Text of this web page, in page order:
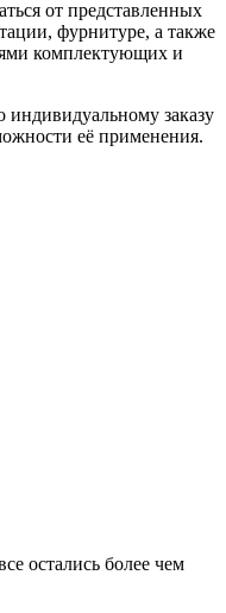
от представленных
фурнитуре, а также
комплектующих и
заказу
её применения.
остались более чем